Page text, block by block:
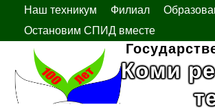
Наш техникум Филиал
Остановим СПИД вместе
Коми